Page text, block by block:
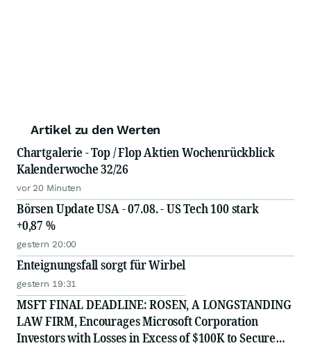
Artikel zu den Werten
Chartgalerie - Top / Flop Aktien Wochenrückblick
Kalenderwoche 32/26
vor 20 Minuten
Börsen Update USA - 07.08. - US Tech 100 stark
+0,87 %
gestern 20:00
Enteignungsfall sorgt für Wirbel
gestern 19:31
MSFT FINAL DEADLINE: ROSEN, A LONGSTANDING
LAW FIRM, Encourages Microsoft Corporation
Investors with Losses in Excess of $100K to Secure